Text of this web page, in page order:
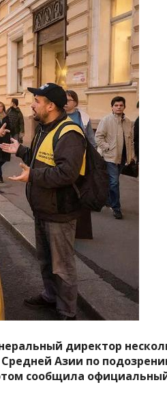
директор
Азии по
сообщила